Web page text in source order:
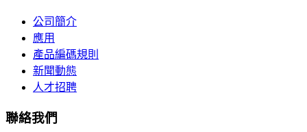
公司簡介
應用
產品編碼規則
新聞動態
人才招聘
聯絡我們